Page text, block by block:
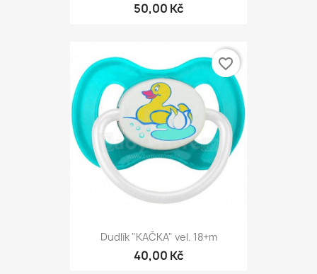
50,00 Kč
Dudlík "KAČKA" vel. 18+m
40,00 Kč
favorite_border